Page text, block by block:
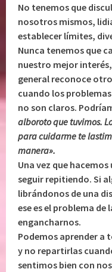
No tenemos que
nosotros mismos,
establecer límites,
Nunca tenemos que
nuestro mejor
general reconoce
cuando los
no son claros.
alboroto que tuvimos.
para cuidarme te
manera».
Una vez que
seguir repitiendo. Si
librándonos de una
ese es el problema
engancharnos.
Podemos aprender a
y no repartirlas
sentimos bien con